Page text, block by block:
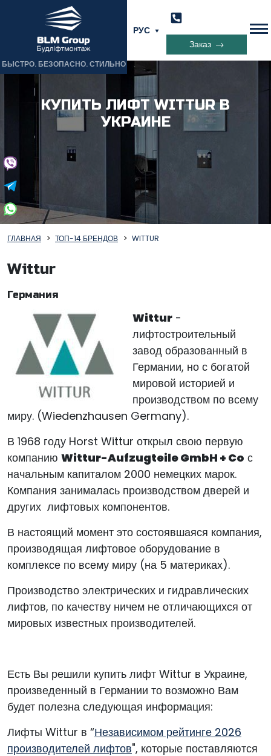
БЫСТРО. БЕЗОПАСНО. СТИЛЬНО
РУС
Заказ
КУПИТЬ ЛИФТ WITTUR В
УКРАИНЕ
ГЛАВНАЯ ТОП-14 БРЕНДОВ WITTUR
Wittur
Германия
Wittur -
лифтостроительный
завод образованный в
Германии, но с богатой
мировой историей и
производством по всему
миру. (Wiedenzhausen Germany).
В 1968 году Horst Wittur открыл свою первую
компанию Wittur-Aufzugteile GmbH + Co с
начальным капиталом 2000 немецких марок.
Компания занималась производством дверей и
других лифтовых компонентов.
В настоящий момент это состоявшаяся компания,
производящая лифтовое оборудование в
комплексе по всему миру (на 5 материках).
Производство электрических и гидравлических
лифтов, по качеству ничем не отличающихся от
мировых известных производителей.
Есть Вы решили купить лифт Wittur в Украине,
произведенный в Германии то возможно Вам
будет полезна следующая информация:
Лифты Wittur в “Независимом рейтинге 2026
производителей лифтов", которые поставляются